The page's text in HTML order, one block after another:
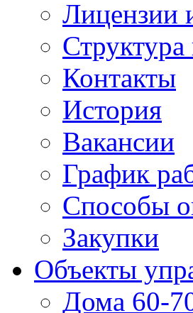
Лицензии
Структура
Контакты
История
Вакансии
График
Способы
Закупки
Объекты
Дома 60-